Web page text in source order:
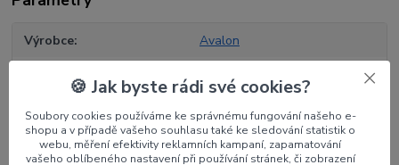
Výrobce Avalon
Černá
🍪 Jak byste rádi své cookies?
Soubory cookies používáme ke správnému fungování našeho e-
shopu a v případě vašeho souhlasu také ke sledování statistik o
webu, měření efektivity reklamních kampaní, zapamatování
vašeho oblíbeného nastavení při používání stránek, či zobrazení